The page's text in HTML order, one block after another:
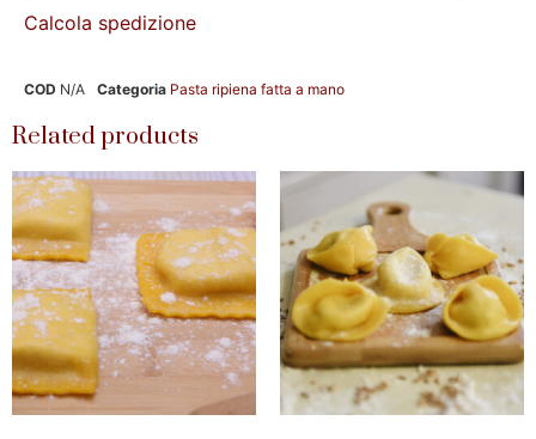
Calcola spedizione
COD N/A Categoria Pasta ripiena fatta a mano
Related products